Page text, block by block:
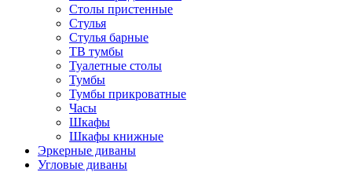
Столы пристенные
Стулья
Стулья барные
ТВ тумбы
Туалетные столы
Тумбы
Тумбы прикроватные
Часы
Шкафы
Шкафы книжные
Эркерные диваны
Угловые диваны